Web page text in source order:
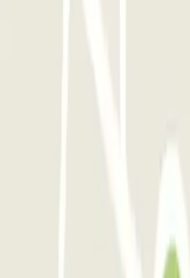
no están, excepto
poco de la plaza.
que marea y no